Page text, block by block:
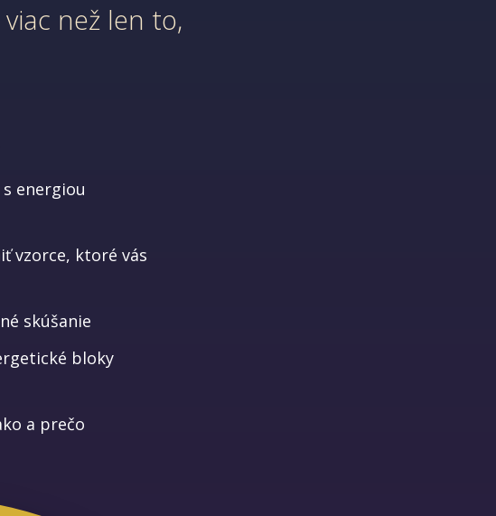
než len to,
energiou
vzorce, ktoré vás
skúšanie
bloky
a prečo